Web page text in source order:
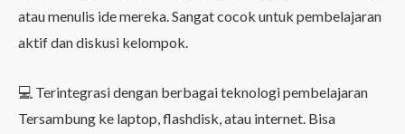
atau menulis ide mereka. Sangat cocok untuk pembelajaran
aktif dan diskusi kelompok.
💻 Terintegrasi dengan berbagai teknologi pembelajaran
Tersambung ke laptop, flashdisk, atau internet. Bisa